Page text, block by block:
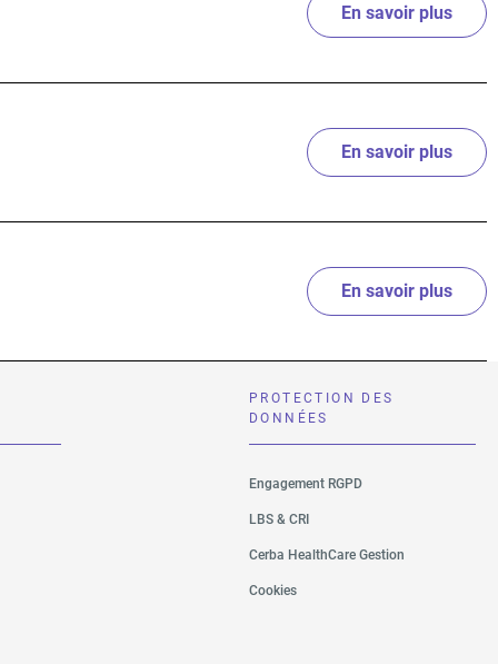
En savoir plus sur
En savoir plus sur
En savoir plus sur
PROTECTION DES
DONNÉES
Engagement RGPD
LBS & CRI
Cerba HealthCare Gestion
Cookies